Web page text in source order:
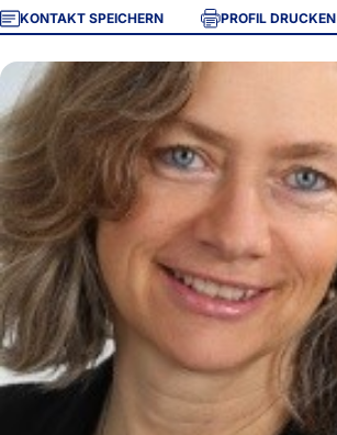
KONTAKT SPEICHERN PROFIL DRUCKEN